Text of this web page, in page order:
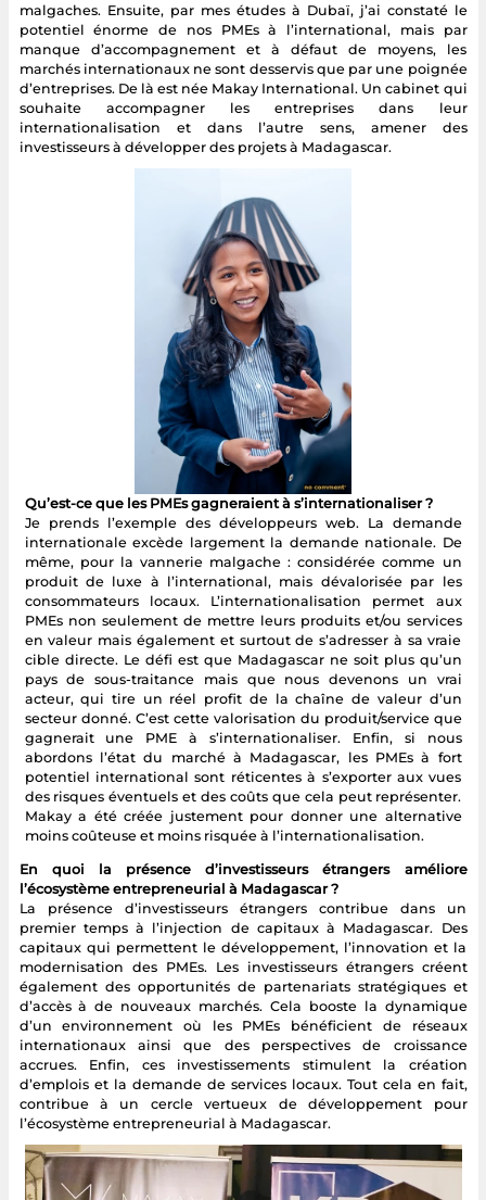
malgaches. Ensuite, par mes études à Dubaï, j’ai constaté le
potentiel énorme de nos PMEs à l’international, mais par
manque d’accompagnement et à défaut de moyens, les
marchés internationaux ne sont desservis que par une poignée
d’entreprises. De là est née Makay International. Un cabinet qui
souhaite accompagner les entreprises dans leur
internationalisation et dans l’autre sens, amener des
investisseurs à développer des projets à Madagascar.
Qu’est-ce que les PMEs gagneraient à s’internationaliser ?
Je prends l’exemple des développeurs web. La demande
internationale excède largement la demande nationale. De
même, pour la vannerie malgache : considérée comme un
produit de luxe à l’international, mais dévalorisée par les
consommateurs locaux. L’internationalisation permet aux
PMEs non seulement de mettre leurs produits et/ou services
en valeur mais également et surtout de s’adresser à sa vraie
cible directe. Le défi est que Madagascar ne soit plus qu’un
pays de sous-traitance mais que nous devenons un vrai
acteur, qui tire un réel profit de la chaîne de valeur d’un
secteur donné. C’est cette valorisation du produit/service que
gagnerait une PME à s’internationaliser. Enfin, si nous
abordons l’état du marché à Madagascar, les PMEs à fort
potentiel international sont réticentes à s’exporter aux vues
des risques éventuels et des coûts que cela peut représenter.
Makay a été créée justement pour donner une alternative
moins coûteuse et moins risquée à l’internationalisation.
En quoi la présence d’investisseurs étrangers améliore
l’écosystème entrepreneurial à Madagascar ?
La présence d’investisseurs étrangers contribue dans un
premier temps à l’injection de capitaux à Madagascar. Des
capitaux qui permettent le développement, l’innovation et la
modernisation des PMEs. Les investisseurs étrangers créent
également des opportunités de partenariats stratégiques et
d’accès à de nouveaux marchés. Cela booste la dynamique
d’un environnement où les PMEs bénéficient de réseaux
internationaux ainsi que des perspectives de croissance
accrues. Enfin, ces investissements stimulent la création
d’emplois et la demande de services locaux. Tout cela en fait,
contribue à un cercle vertueux de développement pour
l’écosystème entrepreneurial à Madagascar.